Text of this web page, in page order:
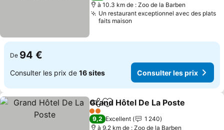
à 10.3 km de : Zoo de la Barben
Un restaurant exceptionnel avec des plats
faits maison
De 94 €
Consulter les prix de 16 sites Consulter les prix
PartagerAjouter à mes favoris
Grand Hôtel De La Poste
2 Étoiles
9,2 Excellent
1 240
à 9.2 km de : Zoo de la Barben